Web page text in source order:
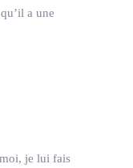
a une
je lui fais